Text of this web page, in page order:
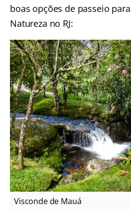
boas opções de passeio
Natureza no RJ:
Visconde de Mauá